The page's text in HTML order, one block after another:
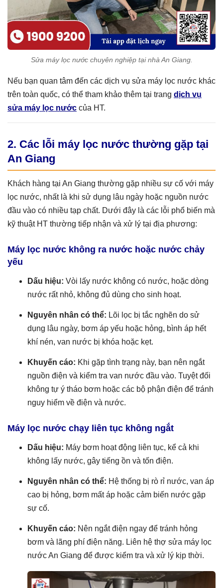
Sửa máy lọc nước chuyên nghiệp tại nhà An Giang.
Nếu bạn quan tâm đến các dịch vụ sửa máy lọc nước khác
trên toàn quốc, có thể tham khảo thêm tại trang dịch vụ
sửa máy lọc nước của HT.
2. Các lỗi máy lọc nước thường gặp tại
An Giang
Khách hàng tại An Giang thường gặp nhiều sự cố với máy
lọc nước, nhất là khi sử dụng lâu ngày hoặc nguồn nước
đầu vào có nhiều tạp chất. Dưới đây là các lỗi phổ biến mà
kỹ thuật HT thường tiếp nhận và xử lý tại địa phương:
Máy lọc nước không ra nước hoặc nước chảy
yếu
Dấu hiệu: Vòi lấy nước không có nước, hoặc dòng
nước rất nhỏ, không đủ dùng cho sinh hoạt.
Nguyên nhân có thể: Lõi lọc bị tắc nghẽn do sử
dụng lâu ngày, bơm áp yếu hoặc hỏng, bình áp hết
khí nén, van nước bị khóa hoặc kẹt.
Khuyến cáo: Khi gặp tình trạng này, bạn nên ngắt
nguồn điện và kiểm tra van nước đầu vào. Tuyệt đối
không tự ý tháo bơm hoặc các bộ phận điện để tránh
nguy hiểm về điện và nước.
Máy lọc nước chạy liên tục không ngắt
Dấu hiệu: Máy bơm hoạt động liên tục, kể cả khi
không lấy nước, gây tiếng ồn và tốn điện.
Nguyên nhân có thể: Hệ thống bị rò rỉ nước, van áp
cao bị hỏng, bơm mất áp hoặc cảm biến nước gặp
sự cố.
Khuyến cáo: Nên ngắt điện ngay để tránh hỏng
bơm và lãng phí điện năng. Liên hệ thợ sửa máy lọc
nước An Giang để được kiểm tra và xử lý kịp thời.